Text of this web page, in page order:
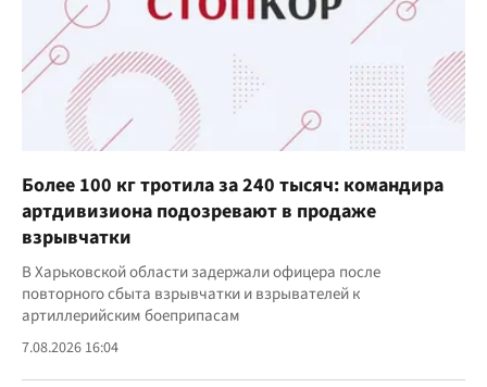
Более 100 кг тротила за 240 тысяч: командира
артдивизиона подозревают в продаже
взрывчатки
В Харьковской области задержали офицера после
повторного сбыта взрывчатки и взрывателей к
артиллерийским боеприпасам
7.08.2026 16:04